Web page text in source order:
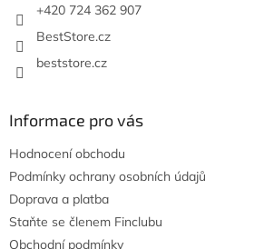
+420 724 362 907
BestStore.cz
beststore.cz
Informace pro vás
Hodnocení obchodu
Podmínky ochrany osobních údajů
Doprava a platba
Staňte se členem Finclubu
Obchodní podmínky